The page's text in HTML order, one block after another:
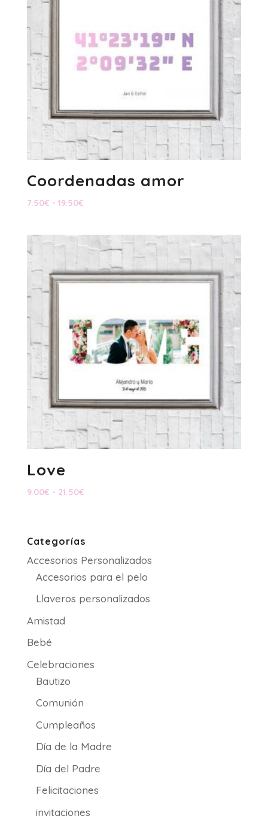
Coordenadas amor
7.50€ - 19.50€Rango
desde
hasta
19.50€
Love
9.00€ - 21.50€Rango
9.00€
hasta
21.50€
Categorías
Accesorios Personalizados
Accesorios para el pelo
Llaveros personalizados
Amistad
Bebé
Celebraciones
Bautizo
Comunión
Cumpleaños
Día de la Madre
Día del Padre
Felicitaciones
invitaciones